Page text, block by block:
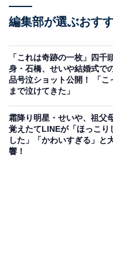
編集部が選ぶおす
「これは奇跡の一枚」四千
身・石橋、せいや結婚式で
品号泣ショット公開！ 「こ
まで泣けてきた」
霜降り明星・せいや、祖父
覚えたてLINEが「ほっこり
した」「かわいすぎる」と
響！